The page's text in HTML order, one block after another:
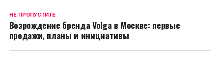
НЕ ПРОПУСТИТЕ
Возрождение бренда Volga в Москве: первые
продажи, планы и инициативы